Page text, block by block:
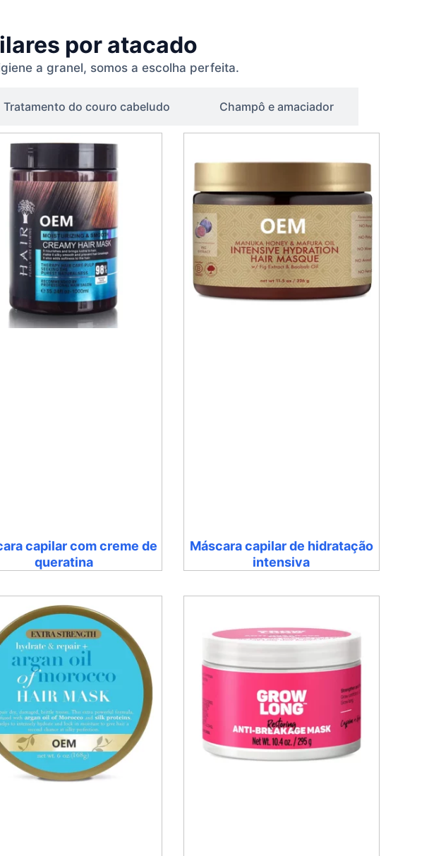
por atacado
a granel, somos a escolha perfeita.
Tratamento do couro cabeludo Champô e amaciador
capilar com creme de
queratina
Máscara capilar de hidratação
intensiva